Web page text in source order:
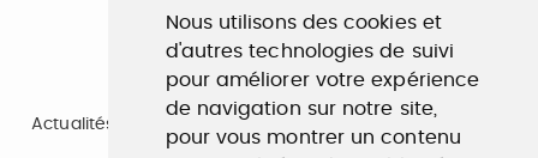
Nous utilisons des cookies et
d'autres technologies de suivi
pour améliorer votre expérience
de navigation sur notre site,
pour vous montrer un contenu
www.profilculture.com
Formation
Actualités, guide et annuaire des formations aux métiers
de la culture.